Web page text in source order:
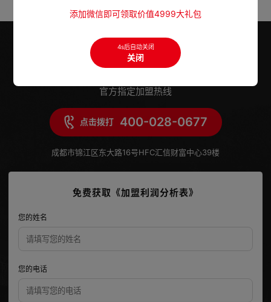
官方指定加盟热线
点击拨打 400-028-0677
成都市锦江区东大路16号HFC汇信财富中心39楼
免费获取《加盟利润分析表》
您的姓名
您的电话
添加微信即可领取价值4999大礼包
4s后自动关闭
关闭